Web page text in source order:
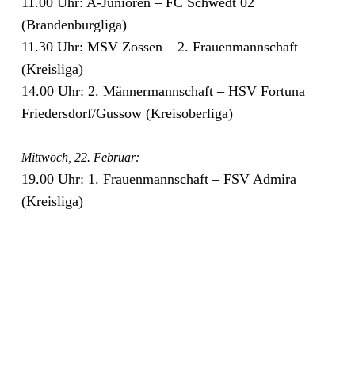
(Brandenburgliga)
11.30 Uhr: MSV Zossen – 2. Frauenmannschaft
(Kreisliga)
14.00 Uhr: 2. Männermannschaft – HSV Fortuna
Friedersdorf/​Gussow (Kreisoberliga)
Mittwoch, 22. Februar:
19.00 Uhr: 1. Frauenmannschaft – FSV Admira
(Kreisliga)